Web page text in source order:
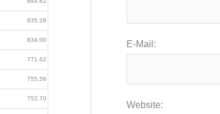
835,28
834,00
771,62
755,56
752,70
E-Mail:
Website: